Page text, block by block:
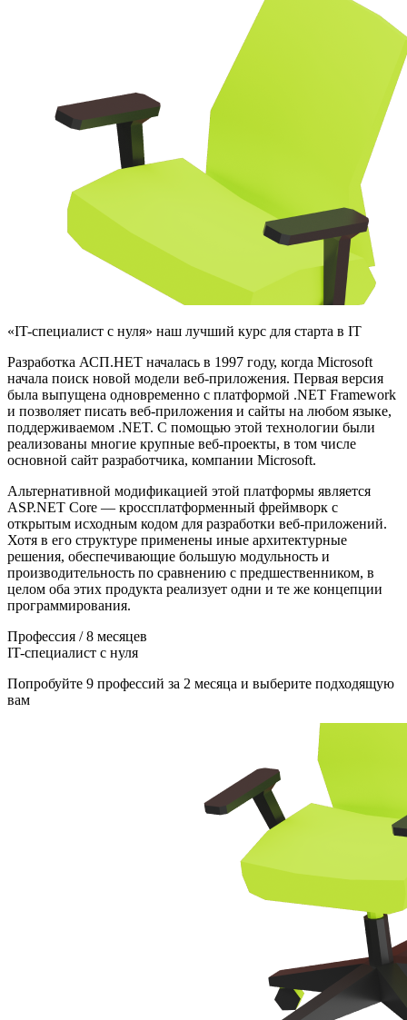
«IT-специалист с нуля» наш лучший курс для старта в IT
Разработка АСП.НЕТ началась в 1997 году, когда Microsoft
начала поиск новой модели веб-приложения. Первая версия
была выпущена одновременно с платформой .NET Framework
и позволяет писать веб-приложения и сайты на любом языке,
поддерживаемом .NET. С помощью этой технологии были
реализованы многие крупные веб-проекты, в том числе
основной сайт разработчика, компании Microsoft.
Альтернативной модификацией этой платформы является
ASP.NET Core — кроссплатформенный фреймворк с
открытым исходным кодом для разработки веб-приложений.
Хотя в его структуре применены иные архитектурные
решения, обеспечивающие большую модульность и
производительность по сравнению с предшественником, в
целом оба этих продукта реализует одни и те же концепции
программирования.
Профессия / 8 месяцев
IT-специалист с нуля
Попробуйте 9 профессий за 2 месяца и выберите подходящую
вам